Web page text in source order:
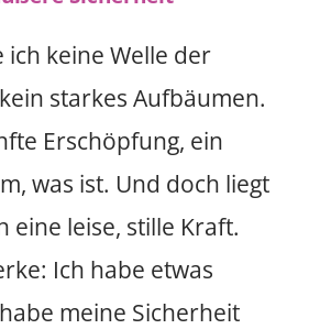
ich keine Welle der
starkes Aufbäumen.
Erschöpfung, ein
was ist. Und doch liegt
eine leise, stille Kraft.
Ich habe etwas
meine Sicherheit